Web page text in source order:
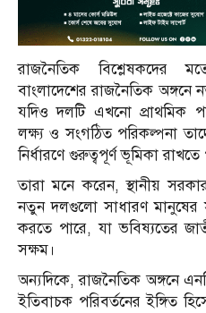
রাজনৈতিক বিশ্লেষকদের
বাংলাদেশের রাজনৈতিক অঙ্গনে
যদিও দলটি এখনো প্রাথমিক
লক্ষ্য ও সংগঠিত পরিকল্পনা
নির্ধারণে গুরুত্বপূর্ণ ভূমিকা রাখতে
তারা মনে করেন, স্থানীয়
নতুন দলগুলো সাধারণ মানুষের
করতে পারে, যা ভবিষ্যতের
সক্ষম।
অন্যদিকে, রাজনৈতিক অঙ্গনে
ইতিবাচক পরিবর্তনের ইঙ্গিত